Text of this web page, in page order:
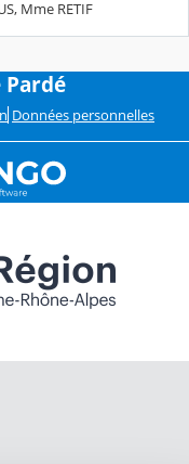
Mme RETIF
Données personnelles